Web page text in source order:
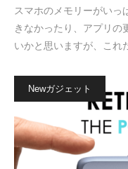
スマホのメモリーがいっ
きなかったり、アプリの
いかと思いますが、これ
Newガジェット